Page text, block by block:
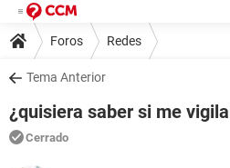
Foros Redes
Tema Anterior
¿quisiera saber si me
Cerrado